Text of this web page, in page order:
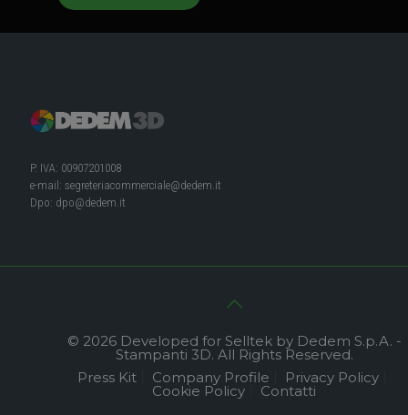
P. IVA: 00907201008
e-mail: segreteriacommerciale@dedem.it
Dpo: dpo@dedem.it
© 2026 Developed for Selltek by Dedem S.p.A. -
Stampanti 3D. All Rights Reserved.
Press Kit
Company Profile Privacy Policy
Cookie Policy Contatti